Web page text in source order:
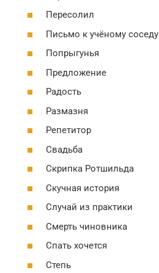
Пересолил
Письмо к учёному соседу
Попрыгунья
Предложение
Радость
Размазня
Репетитор
Свадьба
Скрипка Ротшильда
Скучная история
Случай из практики
Смерть чиновника
Спать хочется
Степь